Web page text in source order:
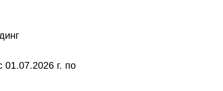
г. по